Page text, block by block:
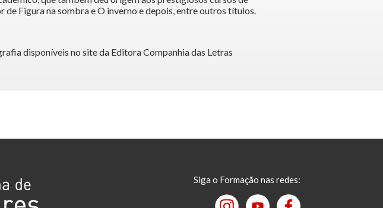
Figura na sombra e O inverno e depois, entre outros títulos.
disponíveis no site da Editora Companhia das Letras
Siga o Formação nas redes: